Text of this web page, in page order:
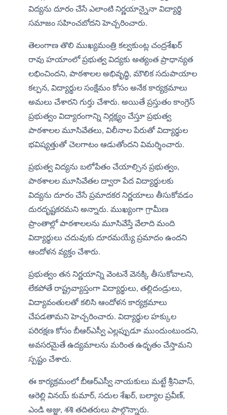
విద్యను దూరం చేసే ఎలాంటి నిర్ణయాన్నైనా విద్యార్థి
సమాజం సహించబోదని హెచ్చరించారు.
తెలంగాణ తొలి ముఖ్యమంత్రి కల్వకుంట్ల చంద్రశేఖర్
రావు హయాంలో ప్రభుత్వ విద్యకు అత్యంత ప్రాధాన్యత
లభించిందని, పాఠశాలల అభివృద్ధి, మౌలిక సదుపాయాల
కల్పన, విద్యార్థుల సంక్షేమం కోసం అనేక కార్యక్రమాలు
అమలు చేశారని గుర్తు చేశారు. అయితే ప్రస్తుతం కాంగ్రెస్
ప్రభుత్వం విద్యారంగాన్ని నిర్లక్ష్యం చేస్తూ ప్రభుత్వ
పాఠశాలల మూసివేతలు, విలీనాల పేరుతో విద్యార్థుల
భవిష్యత్తుతో చెలగాటం ఆడుతోందని విమర్శించారు.
ప్రభుత్వ విద్యను బలోపేతం చేయాల్సిన ప్రభుత్వం,
పాఠశాలల మూసివేతల ద్వారా పేద విద్యార్థులకు
విద్యను దూరం చేసే ప్రమాదకర నిర్ణయాలు తీసుకోవడం
దురదృష్టకరమని అన్నారు. ముఖ్యంగా గ్రామీణ
ప్రాంతాల్లో పాఠశాలలను మూసివేస్తే వేలాది మంది
విద్యార్థులు చదువుకు దూరమయ్యే ప్రమాదం ఉందని
ఆందోళన వ్యక్తం చేశారు.
ప్రభుత్వం తన నిర్ణయాన్ని వెంటనే వెనక్కి తీసుకోవాలని,
లేకపోతే రాష్ట్రవ్యాప్తంగా విద్యార్థులు, తల్లిదండ్రులు,
విద్యావంతులతో కలిసి ఆందోళన కార్యక్రమాలు
చేపడతామని హెచ్చరించారు. విద్యార్థుల హక్కుల
పరిరక్షణ కోసం బీఆర్ఎస్వీ ఎల్లప్పుడూ ముందుంటుందని,
అవసరమైతే ఉద్యమాలను మరింత ఉధృతం చేస్తామని
స్పష్టం చేశారు.
ఈ కార్యక్రమంలో బీఆర్ఎస్వీ నాయకులు మట్టే శ్రీనివాస్,
ఆరెల్లి వినయ్ కుమార్, సదుల శేఖర్, బల్యాల ప్రవీణ్,
ఎండి అజ్జు, శశి తదితరులు పాల్గొన్నారు.